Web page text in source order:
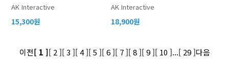
AK Interactive
15,300원
AK Interactive
18,900원
이전[ 1 ][ 2 ][ 3 ][ 4 ][ 5 ][ 6 ][ 7 ][ 8 ][ 9 ][ 10 ]...[ 29 ]다음